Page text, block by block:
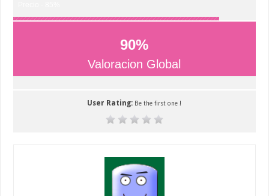
90%
Valoracion Global
User Rating: Be the first one !